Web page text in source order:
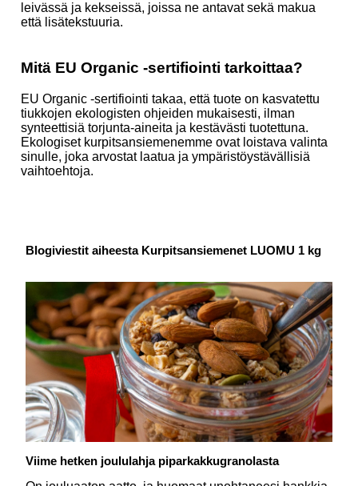
leivässä ja kekseissä, joissa ne antavat sekä makua
että lisätekstuuria.
Mitä EU Organic -sertifiointi tarkoittaa?
EU Organic -sertifiointi takaa, että tuote on kasvatettu
tiukkojen ekologisten ohjeiden mukaisesti, ilman
synteettisiä torjunta-aineita ja kestävästi tuotettuna.
Ekologiset kurpitsansiemenemme ovat loistava valinta
sinulle, joka arvostat laatua ja ympäristöystävällisiä
vaihtoehtoja.
Blogiviestit aiheesta Kurpitsansiemenet LUOMU 1 kg
Viime hetken joululahja piparkakkugranolasta